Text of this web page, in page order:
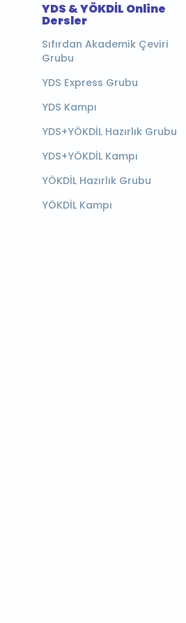
YDS & YÖKDİL Online
Dersler
Sıfırdan Akademik Çeviri
Grubu
YDS Express Grubu
YDS Kampı
YDS+YÖKDİL Hazırlık Grubu
YDS+YÖKDİL Kampı
YÖKDİL Hazırlık Grubu
YÖKDİL Kampı